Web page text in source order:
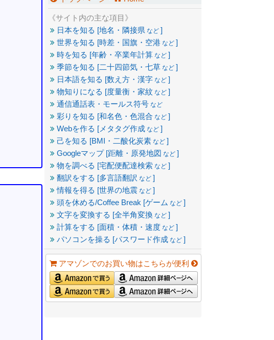
《サイト内の主な項目》
日本を知る [地名・隣接県 など ]
世界を知る [時差・国旗・空港 など ]
時を知る [年齢・卒業年計算 など ]
季節を知る [二十四節気・七草 など ]
日本語を知る [数え方・漢字 など ]
物知りになる [度量衡・家紋 など ]
通信通話表・モールス符号 など
彩りを知る [和名色・色混合 など ]
Webを作る [メタタグ作成 など ]
己を知る [BMI・二酸化炭素 など ]
Googleマップ [距離・原発地図 など ]
物を調べる [宅配便配達検索 など ]
翻訳をする [多言語翻訳 など ]
情報を得る [世界の地震 など ]
頭を休める/Coffee Break [ゲーム など ]
文字を変換する [全半角変換 など ]
計算をする [面積・体積・速度 など ]
パソコンを操る [パスワード作成 など ]
アマゾンでのお買い物はこちらが便利